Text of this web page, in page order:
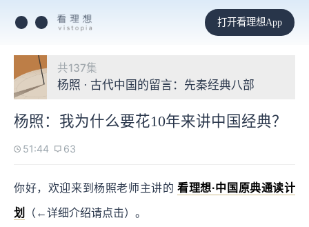
打开看理想App
共137集
杨照 · 古代中国的留言：先秦经典八部
杨照：我为什么要花10年来讲中国经典？
51:44 63
你好，欢迎来到杨照老师主讲的 看理想·中国原典通读计
划 （←详细介绍请点击）。